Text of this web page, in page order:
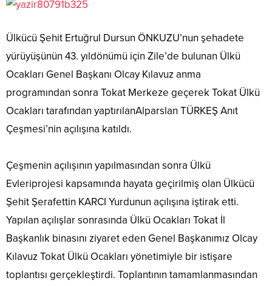
Ülkücü Şehit Ertuğrul Dursun ÖNKUZU’nun şehadete
yürüyüşünün 43. yıldönümü için Zile’de bulunan Ülkü
Ocakları Genel Başkanı Olcay Kılavuz anma
programından sonra Tokat Merkeze geçerek Tokat Ülkü
Ocakları tarafından yaptırılanAlparslan TÜRKEŞ Anıt
Çeşmesi’nin açılışına katıldı.
Çeşmenin açılışının yapılmasından sonra Ülkü
Evleriprojesi kapsamında hayata geçirilmiş olan Ülkücü
Şehit Şerafettin KARCI Yurdunun açılışına iştirak etti.
Yapılan açılışlar sonrasında Ülkü Ocakları Tokat İl
Başkanlık binasını ziyaret eden Genel Başkanımız Olcay
Kılavuz Tokat Ülkü Ocakları yönetimiyle bir istişare
toplantısı gerçekleştirdi. Toplantının tamamlanmasından